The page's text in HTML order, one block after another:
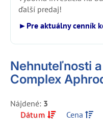
ďalší predaj!
►Pre aktuálny cenník
Nehnuteľnosti
Complex
Nájdené: 3
Dátum
Cena